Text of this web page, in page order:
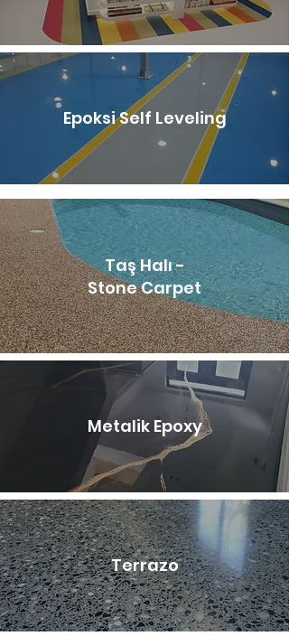
Epoksi Self Leveling
Taş Halı -
Stone Carpet
Metalik Epoxy
Terrazo